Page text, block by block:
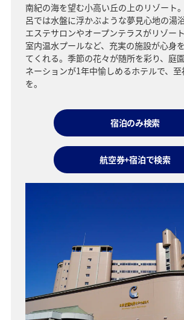
南紀の海を望む小高い丘の上のリゾート
呂では水盤に浮かぶような夢見心地の湯
エステサロンやオープンテラスがリゾー
室内温水プールなど、充実の施設が心身
てくれる。季節の花々が随所を彩り、庭
ネーションが1年中愉しめるホテルで、
を。
宿泊のみ検索
航空券+宿泊で検索